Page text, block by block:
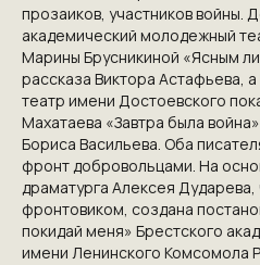
прозаиков, участников войны.
академический молодежный
Марины Брусникиной «Ясным
рассказа Виктора Астафьева,
театр имени Достоевского
Махатаева «Завтра была
Бориса Васильева. Оба
фронт добровольцами. На
драматурга Алексея
фронтовиком, создана
покидай меня» Брестского
имени Ленинского Комсомола